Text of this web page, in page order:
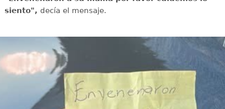
siento", decía el mensaje.